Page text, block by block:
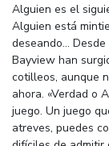
Alguien es el
Alguien está
deseando...
Bayview han
cotilleos, aunque
ahora. «Verdad o
juego. Un juego
atreves, puedes